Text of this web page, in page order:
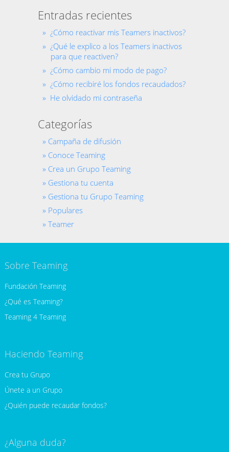
Entradas recientes
¿Cómo reactivar mis Teamers inactivos?
¿Qué le explico a los Teamers inactivos
para que reactiven?
¿Cómo cambio mi modo de pago?
¿Cómo recibiré los fondos recaudados?
He olvidado mi contraseña
Categorías
Campaña de difusión
Conoce Teaming
Crea un Grupo Teaming
Gestiona tu cuenta
Gestiona tu Grupo Teaming
Populares
Teamer
Sobre Teaming
Fundación Teaming
¿Qué es Teaming?
Teaming 4 Teaming
Haciendo Teaming
Crea tu Grupo
Únete a un Grupo
¿Quién puede recaudar fondos?
¿Alguna duda?